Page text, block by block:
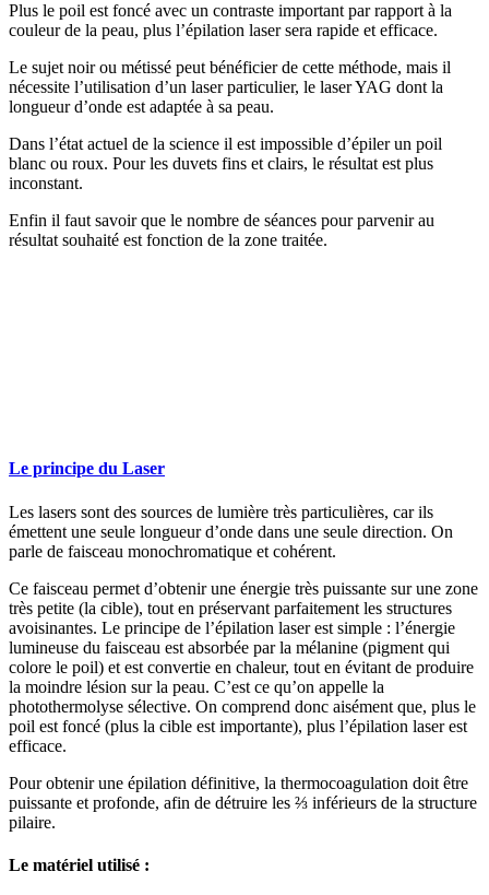
Plus le poil est foncé avec un contraste important par rapport à la
couleur de la peau, plus l’épilation laser sera rapide et efficace.
Le sujet noir ou métissé peut bénéficier de cette méthode, mais il
nécessite l’utilisation d’un laser particulier, le laser YAG dont la
longueur d’onde est adaptée à sa peau.
Dans l’état actuel de la science il est impossible d’épiler un poil
blanc ou roux. Pour les duvets fins et clairs, le résultat est plus
inconstant.
Enfin il faut savoir que le nombre de séances pour parvenir au
résultat souhaité est fonction de la zone traitée.
Le principe du Laser
Les lasers sont des sources de lumière très particulières, car ils
émettent une seule longueur d’onde dans une seule direction. On
parle de faisceau monochromatique et cohérent.
Ce faisceau permet d’obtenir une énergie très puissante sur une zone
très petite (la cible), tout en préservant parfaitement les structures
avoisinantes. Le principe de l’épilation laser est simple : l’énergie
lumineuse du faisceau est absorbée par la mélanine (pigment qui
colore le poil) et est convertie en chaleur, tout en évitant de produire
la moindre lésion sur la peau. C’est ce qu’on appelle la
photothermolyse sélective. On comprend donc aisément que, plus le
poil est foncé (plus la cible est importante), plus l’épilation laser est
efficace.
Pour obtenir une épilation définitive, la thermocoagulation doit être
puissante et profonde, afin de détruire les ⅔ inférieurs de la structure
pilaire.
Le matériel utilisé :